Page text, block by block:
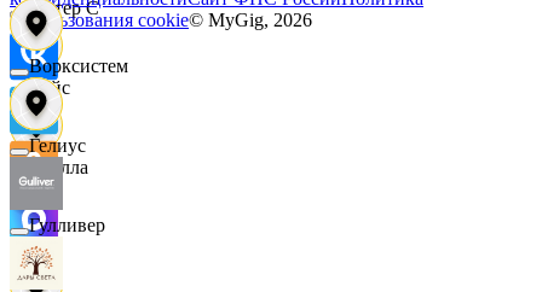
Интер С
Вайс
Ителла
kari
Ворксистем
Гелиус
Гулливер
использования cookie© MyGig, 2026